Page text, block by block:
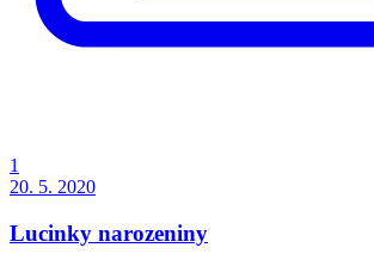
1
20. 5. 2020
Lucinky narozeniny